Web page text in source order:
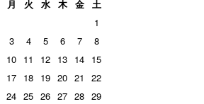
月 火 水 木 金
土
1
3 4 5 6 7
8
10 11 12 13 14 15
17 18 19 20 21
22
24 25 26 27 28 29